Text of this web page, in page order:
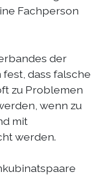
Fachperson
der
dass falsche
zu Problemen
wenn zu
mit
werden.